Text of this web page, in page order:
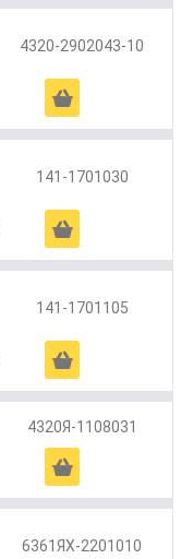
4320-2902043-10
Ä
141-1701030
Ä
141-1701105
Ä
4320Я-1108031
Ä
6361ЯХ-2201010